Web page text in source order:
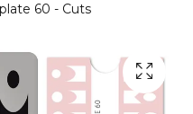
60 - Cuts